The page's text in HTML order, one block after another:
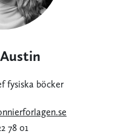
fysiska böcker
78 01